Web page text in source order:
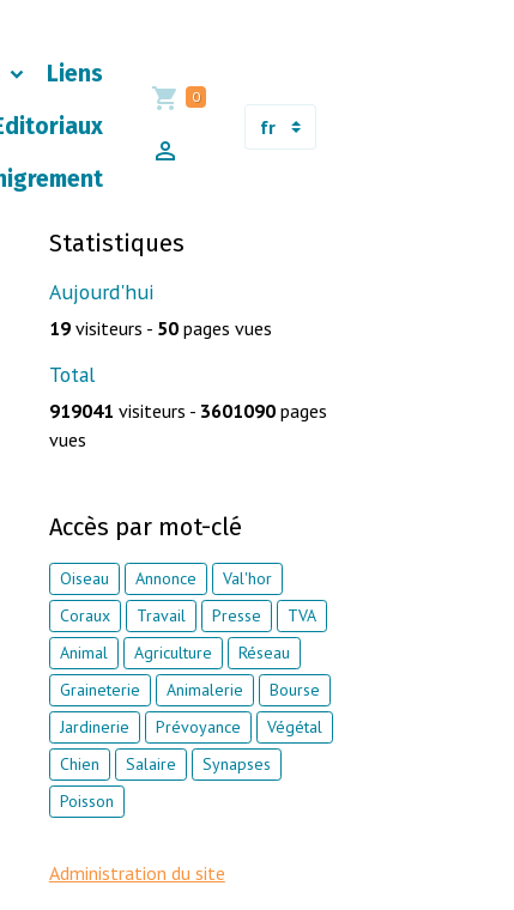
Liens
0
Statistiques
Aujourd'hui
19visiteurs - 50pages vues
Total
919041 visiteurs - 3601090pages
vues
Accès par mot-clé
Oiseau Annonce
Val'hor
Coraux
Travail Presse
TVA
Animal
Agriculture
Réseau
Graineterie
Animalerie
Bourse
Jardinerie
Prévoyance
Végétal
Chien
Salaire
Synapses
Poisson
Administration du site